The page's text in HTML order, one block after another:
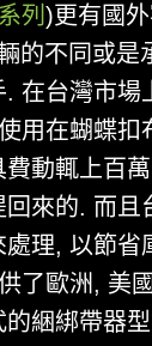
列 )更有國
的不同或是
在台灣市
用在蝴蝶扣
費動輒上百
來的. 而
處理, 以節
了歐洲, 美
綑綁帶器